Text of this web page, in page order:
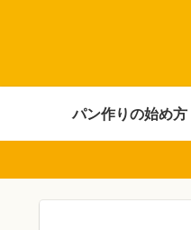
パン作りの始め方